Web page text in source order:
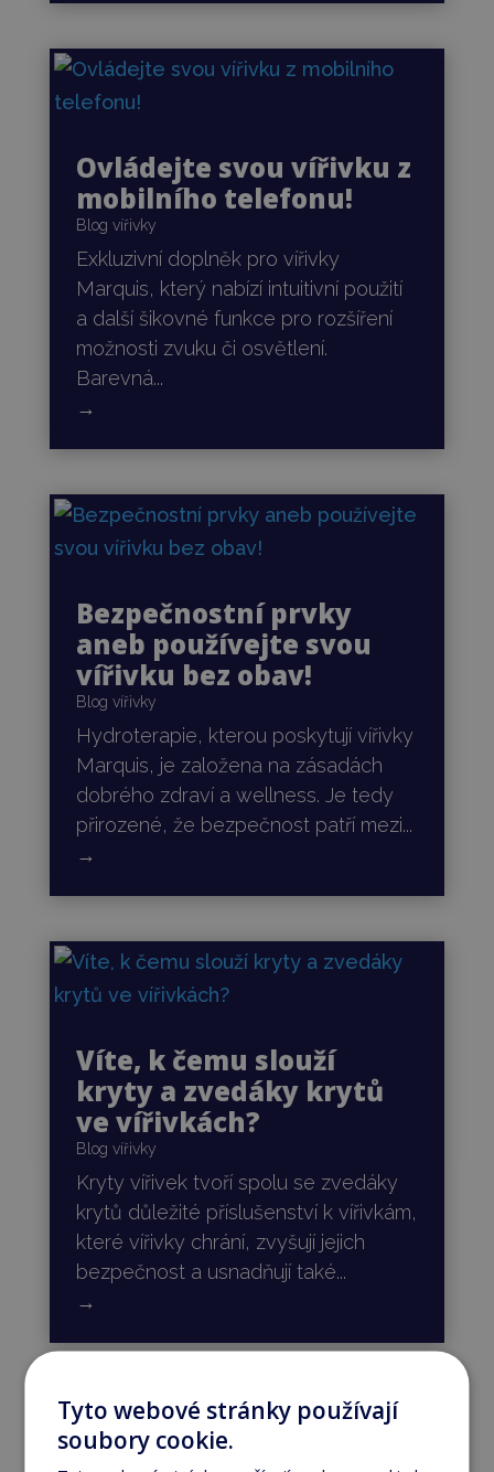
Ovládejte svou vířivku z
mobilního telefonu!
Blog vířivky
Exkluzivní doplněk pro vířivky
Marquis, který nabízí intuitivní použití
a další šikovné funkce pro rozšíření
možnosti zvuku či osvětlení.
Barevná...
→
Bezpečnostní prvky
aneb používejte svou
vířivku bez obav!
Blog vířivky
Hydroterapie, kterou poskytují vířivky
Marquis, je založena na zásadách
dobrého zdraví a wellness. Je tedy
přirozené, že bezpečnost patří mezi...
→
Víte, k čemu slouží
kryty a zvedáky krytů
ve vířivkách?
Blog vířivky
Kryty vířivek tvoří spolu se zvedáky
krytů důležité příslušenství k vířivkám,
které vířivky chrání, zvyšují jejich
bezpečnost a usnadňují také...
→
Tyto webové stránky používají
soubory cookie.